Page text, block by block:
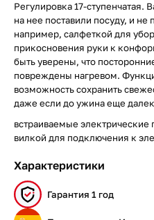
Регулировка 17-ступенчатая.
на нее поставили посуду, и
например, салфеткой для
прикосновения руки к
быть уверены, что
повреждены нагревом.
возможность сохранить
даже если до ужина еще
встраиваемые
вилкой для подключения к
Характеристики
Гарантия 1 год